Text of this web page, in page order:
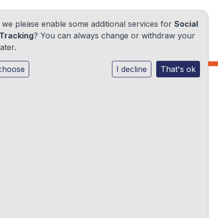
in
we please enable some additional services for Social
? You can always change or withdraw your
I decline That's ok